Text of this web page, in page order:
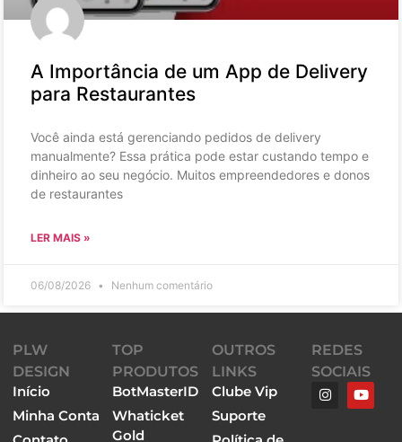
A Importância de um App de Delivery
para Restaurantes
Você ainda está gerenciando pedidos de delivery
manualmente? Essa prática pode estar custando tempo e
dinheiro ao seu negócio. Muitos empreendedores e donos
de restaurantes
LER MAIS »
06/08/2026 Nenhum comentário
PLW
DESIGN
Início
Minha Conta
TOP
PRODUTOS
BotMasterID
Whaticket
Gold
OUTROS
LINKS
Clube Vip
Suporte
REDES
SOCIAIS